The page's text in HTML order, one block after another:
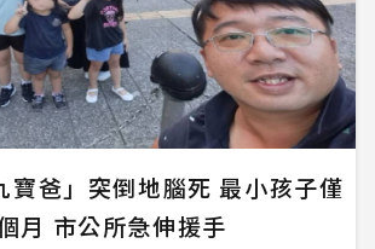
寶爸」突倒地腦死 最小孩子僅
月 市公所急伸援手